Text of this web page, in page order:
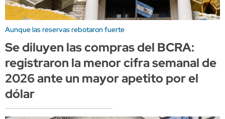
Aunque las reservas rebotaron fuerte
Se diluyen las compras del BCRA:
registraron la menor cifra semanal de
2026 ante un mayor apetito por el
dólar